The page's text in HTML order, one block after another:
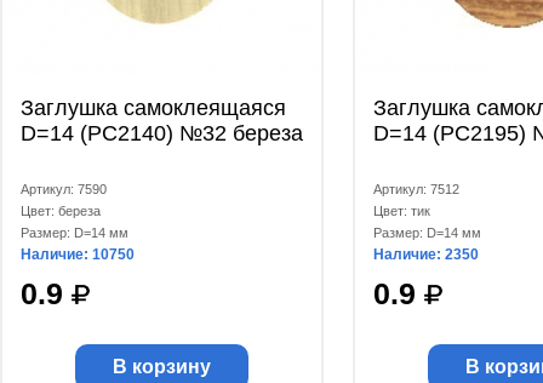
Заглушка самоклеящаяся
D=14 (РС2140) №32 береза
Артикул: 7590
Цвет: береза
Размер: D=14 мм
Наличие: 10750
0.9
В корзину
Заглушка
D=14 (РС2195)
Артикул: 7512
Цвет: тик
Размер: D=14 мм
Наличие: 2350
0.9
В